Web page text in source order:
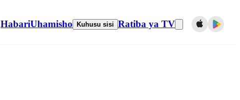
HabariUhamisho Kuhusu sisi Ratiba ya TV